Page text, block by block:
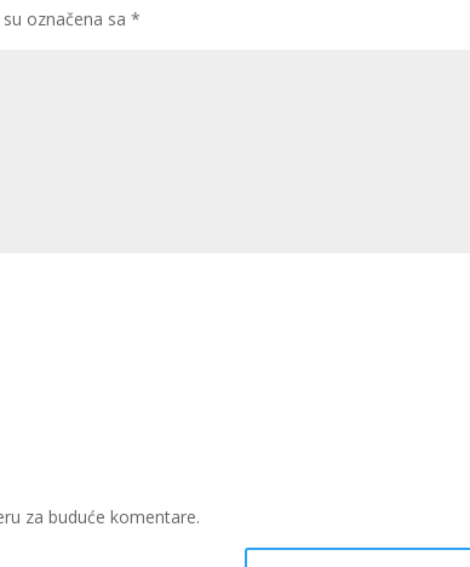
označena sa*
za buduće komentare.